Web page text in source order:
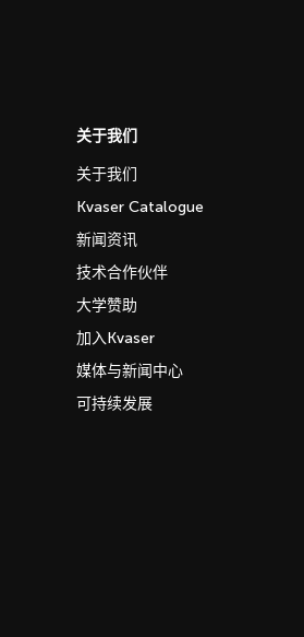
关于我们
关于我们
Kvaser Catalogue
新闻资讯
技术合作伙伴
大学赞助
加入Kvaser
媒体与新闻中心
可持续发展